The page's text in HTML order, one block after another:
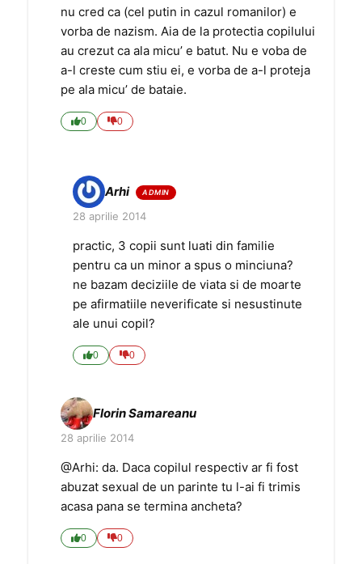
nu cred ca (cel putin in cazul romanilor) e
vorba de nazism. Aia de la protectia copilului
au crezut ca ala micu’ e batut. Nu e voba de
a-l creste cum stiu ei, e vorba de a-l proteja
pe ala micu’ de bataie.
0 0
Arhi
28 aprilie 2014
practic, 3 copii sunt luati din familie
pentru ca un minor a spus o minciuna?
ne bazam deciziile de viata si de moarte
pe afirmatiile neverificate si nesustinute
ale unui copil?
0 0
Florin Samareanu
28 aprilie 2014
@Arhi: da. Daca copilul respectiv ar fi fost
abuzat sexual de un parinte tu l-ai fi trimis
acasa pana se termina ancheta?
0 0